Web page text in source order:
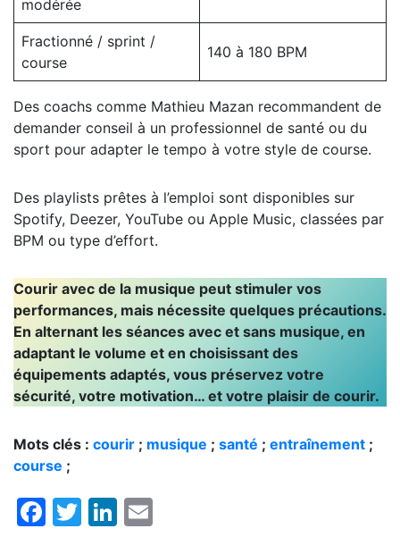
modérée
Fractionné / sprint /
course
140 à 180 BPM
Des coachs comme Mathieu Mazan recommandent de
demander conseil à un professionnel de santé ou du
sport pour adapter le tempo à votre style de course.
Des playlists prêtes à l’emploi sont disponibles sur
Spotify, Deezer, YouTube ou Apple Music, classées par
BPM ou type d’effort.
Courir avec de la musique peut stimuler vos
performances, mais nécessite quelques précautions.
En alternant les séances avec et sans musique, en
adaptant le volume et en choisissant des
équipements adaptés, vous préservez votre
sécurité, votre motivation… et votre plaisir de courir.
Mots clés : courir ; musique ; santé ; entraînement ;
course ;
Facebook
TwitterLinkedIn